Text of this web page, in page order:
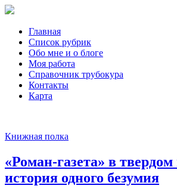
Главная
Список рубрик
Обо мне и о блоге
Моя работа
Справочник трубокура
Контакты
Карта
Книжная полка
«Роман-газета» в твердом
история одного безумия